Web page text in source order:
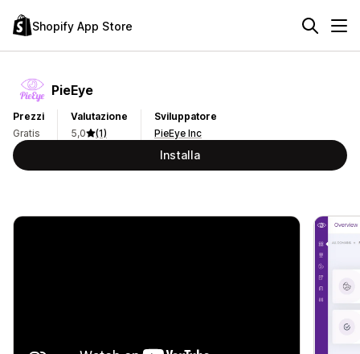
Shopify App Store
PieEye
Prezzi
Gratis
Valutazione
5,0
(1)
Sviluppatore
PieEye Inc
Installa